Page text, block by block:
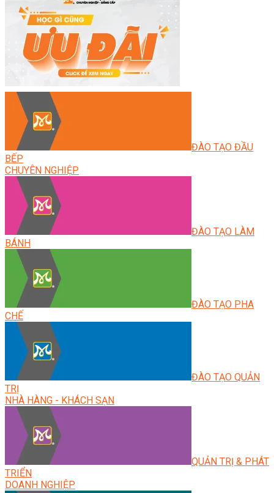
ĐÀO TẠO ĐẦU
BẾP
CHUYÊN NGHIỆP
ĐÀO TẠO LÀM
BÁNH
ĐÀO TẠO PHA
CHẾ
ĐÀO TẠO QUẢN
TRỊ
NHÀ HÀNG - KHÁCH SẠN
QUẢN TRỊ & PHÁT
TRIỂN
DOANH NGHIỆP